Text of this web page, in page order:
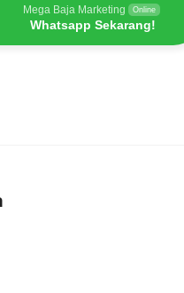
Mega Baja Marketing Online
Whatsapp Sekarang!